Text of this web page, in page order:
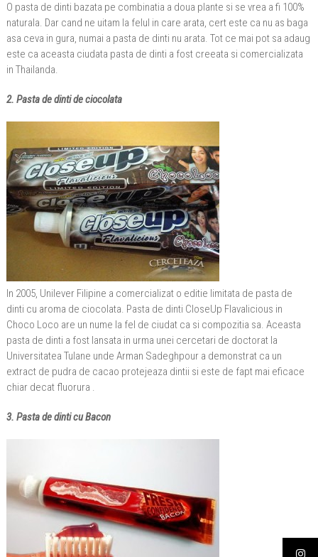
O pasta de dinti bazata pe combinatia a doua plante si se vrea a fi 100%
naturala. Dar cand ne uitam la felul in care arata, cert este ca nu as baga
asa ceva in gura, numai a pasta de dinti nu arata. Tot ce mai pot sa adaug
este ca aceasta ciudata pasta de dinti a fost creeata si comercializata
in Thailanda.
2. Pasta de dinti de ciocolata
In 2005, Unilever Filipine a comercializat o editie limitata de pasta de
dinti cu aroma de ciocolata. Pasta de dinti CloseUp Flavalicious in
Choco Loco are un nume la fel de ciudat ca si compozitia sa. Aceasta
pasta de dinti a fost lansata in urma unei cercetari de doctorat la
Universitatea Tulane unde Arman Sadeghpour a demonstrat ca un
extract de pudra de cacao protejeaza dintii si este de fapt mai eficace
chiar decat fluorura .
3. Pasta de dinti cu Bacon